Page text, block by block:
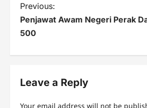
P
o
n
Previous:
Penjawat Awam Negeri Perak
500
Leave a Reply
Your email address will not be